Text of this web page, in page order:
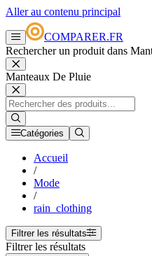
Aller au contenu principal
COMPARER.FR
Rechercher un produit dans
Manteaux De Pluie
Catégories
Accueil
/
Mode
/
rain_clothing
Filtrer les résultats
Filtrer les résultats